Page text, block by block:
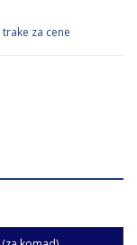
trake za cene